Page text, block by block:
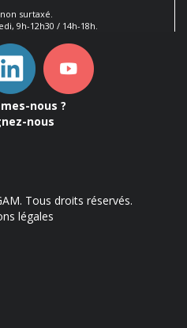
surtaxé.
9h-12h30 / 14h-18h.
nous ?
nous
Tous droits réservés.
légales